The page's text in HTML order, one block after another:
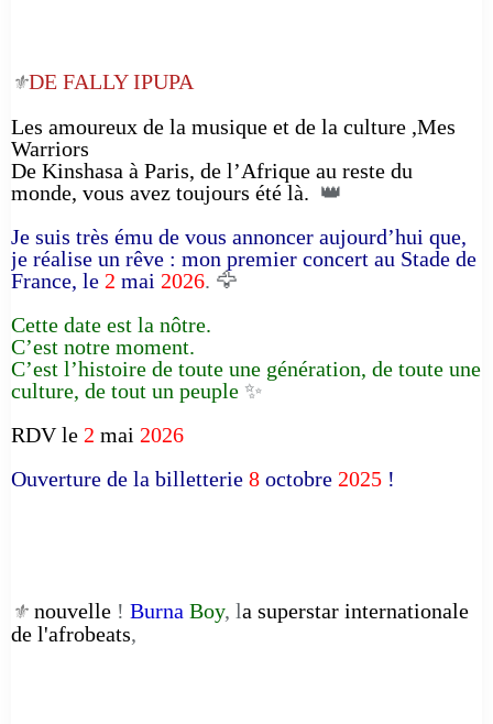
⚜️DE FALLY IPUPA
Les amoureux de la musique et de la culture ,Mes
Warriors
De Kinshasa à Paris, de l’Afrique au reste du
monde, vous avez toujours été là. 👑
Je suis très ému de vous annoncer aujourd’hui que,
je réalise un rêve : mon premier concert au Stade de
France, le 2 mai 2026. 🦅
Cette date est la nôtre.
C’est notre moment.
C’est l’histoire de toute une génération, de toute une
culture, de tout un peuple ✨
RDV le 2 mai 2026
Ouverture de la billetterie 8 octobre 2025 !
⚜️ nouvelle ! Burna Boy, la superstar internationale
de l'afrobeats,